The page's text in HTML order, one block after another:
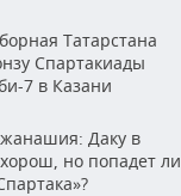
Татарстана
Спартакиады
7 в Казани
Даку в
но попадет ли